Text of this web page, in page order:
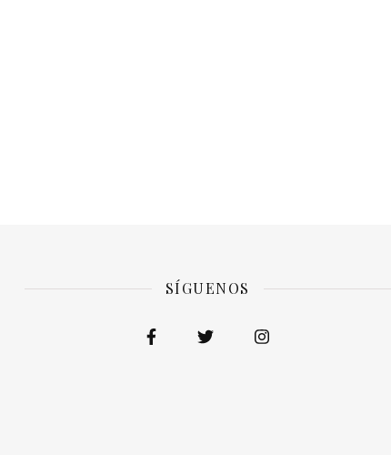
SÍGUENOS